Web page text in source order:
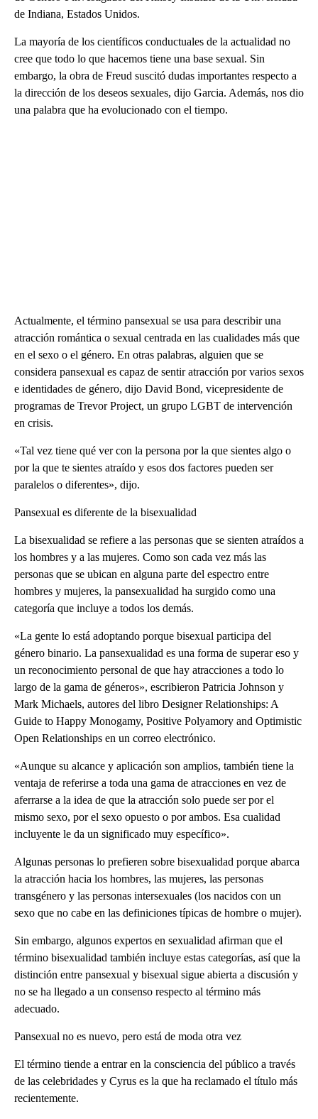
de Indiana, Estados Unidos.
La mayoría de los científicos conductuales de la actualidad no
cree que todo lo que hacemos tiene una base sexual. Sin
embargo, la obra de Freud suscitó dudas importantes respecto a
la dirección de los deseos sexuales, dijo Garcia. Además, nos dio
una palabra que ha evolucionado con el tiempo.
Actualmente, el término pansexual se usa para describir una
atracción romántica o sexual centrada en las cualidades más que
en el sexo o el género. En otras palabras, alguien que se
considera pansexual es capaz de sentir atracción por varios sexos
e identidades de género, dijo David Bond, vicepresidente de
programas de Trevor Project, un grupo LGBT de intervención
en crisis.
«Tal vez tiene qué ver con la persona por la que sientes algo o
por la que te sientes atraído y esos dos factores pueden ser
paralelos o diferentes», dijo.
Pansexual es diferente de la bisexualidad
La bisexualidad se refiere a las personas que se sienten atraídos a
los hombres y a las mujeres. Como son cada vez más las
personas que se ubican en alguna parte del espectro entre
hombres y mujeres, la pansexualidad ha surgido como una
categoría que incluye a todos los demás.
«La gente lo está adoptando porque bisexual participa del
género binario. La pansexualidad es una forma de superar eso y
un reconocimiento personal de que hay atracciones a todo lo
largo de la gama de géneros», escribieron Patricia Johnson y
Mark Michaels, autores del libro Designer Relationships: A
Guide to Happy Monogamy, Positive Polyamory and Optimistic
Open Relationships en un correo electrónico.
«Aunque su alcance y aplicación son amplios, también tiene la
ventaja de referirse a toda una gama de atracciones en vez de
aferrarse a la idea de que la atracción solo puede ser por el
mismo sexo, por el sexo opuesto o por ambos. Esa cualidad
incluyente le da un significado muy específico».
Algunas personas lo prefieren sobre bisexualidad porque abarca
la atracción hacia los hombres, las mujeres, las personas
transgénero y las personas intersexuales (los nacidos con un
sexo que no cabe en las definiciones típicas de hombre o mujer).
Sin embargo, algunos expertos en sexualidad afirman que el
término bisexualidad también incluye estas categorías, así que la
distinción entre pansexual y bisexual sigue abierta a discusión y
no se ha llegado a un consenso respecto al término más
adecuado.
Pansexual no es nuevo, pero está de moda otra vez
El término tiende a entrar en la consciencia del público a través
de las celebridades y Cyrus es la que ha reclamado el título más
recientemente.